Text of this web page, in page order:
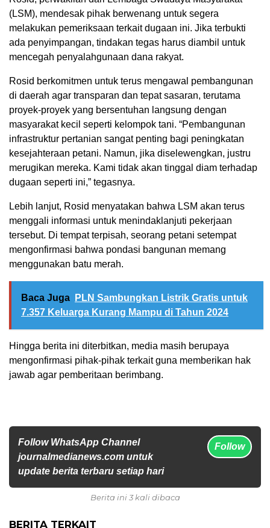
(LSM), mendesak pihak berwenang untuk segera
melakukan pemeriksaan terkait dugaan ini. Jika terbukti
ada penyimpangan, tindakan tegas harus diambil untuk
mencegah penyalahgunaan dana rakyat.
Rosid berkomitmen untuk terus mengawal pembangunan
di daerah agar transparan dan tepat sasaran, terutama
proyek-proyek yang bersentuhan langsung dengan
masyarakat kecil seperti kelompok tani. “Pembangunan
infrastruktur pertanian sangat penting bagi peningkatan
kesejahteraan petani. Namun, jika diselewengkan, justru
merugikan mereka. Kami tidak akan tinggal diam terhadap
dugaan seperti ini,” tegasnya.
Lebih lanjut, Rosid menyatakan bahwa LSM akan terus
menggali informasi untuk menindaklanjuti pekerjaan
tersebut. Di tempat terpisah, seorang petani setempat
mengonfirmasi bahwa pondasi bangunan memang
menggunakan batu merah.
Baca Juga
PLN Sambungkan Listrik Gratis untuk
7.357 Keluarga Kurang Mampu di Tahun 2024
Hingga berita ini diterbitkan, media masih berupaya
mengonfirmasi pihak-pihak terkait guna memberikan hak
jawab agar pemberitaan berimbang.
Follow WhatsApp Channel
journalmedianews.com untuk
update berita terbaru setiap hari
Follow
Berita ini 3 kali dibaca
BERITA TERKAIT